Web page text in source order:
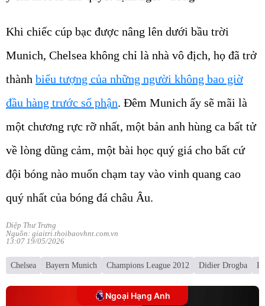
Khi chiếc cúp bạc được nâng lên dưới bầu trời
Munich, Chelsea không chỉ là nhà vô địch, họ đã trở
thành biểu tượng của những người không bao giờ
đầu hàng trước số phận. Đêm Munich ấy sẽ mãi là
một chương rực rỡ nhất, một bản anh hùng ca bất tử
về lòng dũng cảm, một bài học quý giá cho bất cứ
đội bóng nào muốn chạm tay vào vinh quang cao
quý nhất của bóng đá châu Âu.
Diệp Thư Trưng
Nguồn: giaitri.thoibaovhnt.com.vn
13:07 19/05/2026
Chelsea Bayern Munich Champions League 2012 Didier Drogba
Ngoại Hạng Anh